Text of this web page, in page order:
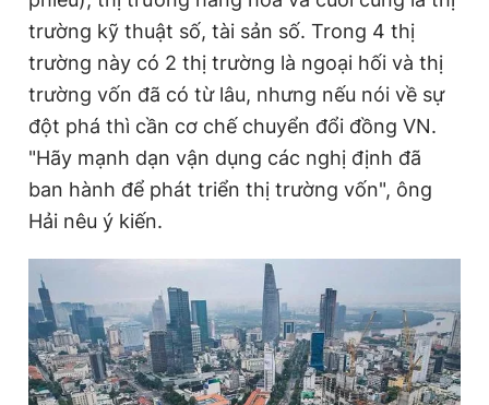
trường kỹ thuật số, tài sản số. Trong 4 thị
trường này có 2 thị trường là ngoại hối và thị
trường vốn đã có từ lâu, nhưng nếu nói về sự
đột phá thì cần cơ chế chuyển đổi đồng VN.
"Hãy mạnh dạn vận dụng các nghị định đã
ban hành để phát triển thị trường vốn", ông
Hải nêu ý kiến.